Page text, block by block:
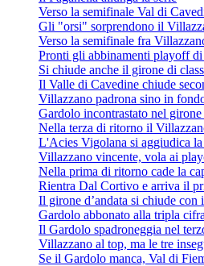
Verso la semifinale Val di
Gli "orsi" sorprendono il
Verso la semifinale fra
Pronti gli abbinamenti playoff
Si chiude anche il girone di
Il Valle di Cavedine chiude
Villazzano padrona sino in
Gardolo incontrastato nel
Nella terza di ritorno il
L'Acies Vigolana si aggiudica
Villazzano vincente, vola ai
Nella prima di ritorno cade la
Rientra Dal Cortivo e arriva il
Il girone d’andata si chiude
Gardolo abbonato alla tripla cifra
Il Gardolo spadroneggia nel
Villazzano al top, ma le tre
Se il Gardolo manca, Val di